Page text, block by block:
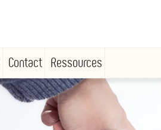
Contact Ressources